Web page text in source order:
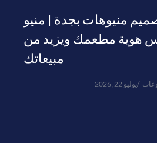
منيوهات بجدة | منيو
هوية مطعمك ويزيد من
مبيعاتك
يوليو 22, 2026